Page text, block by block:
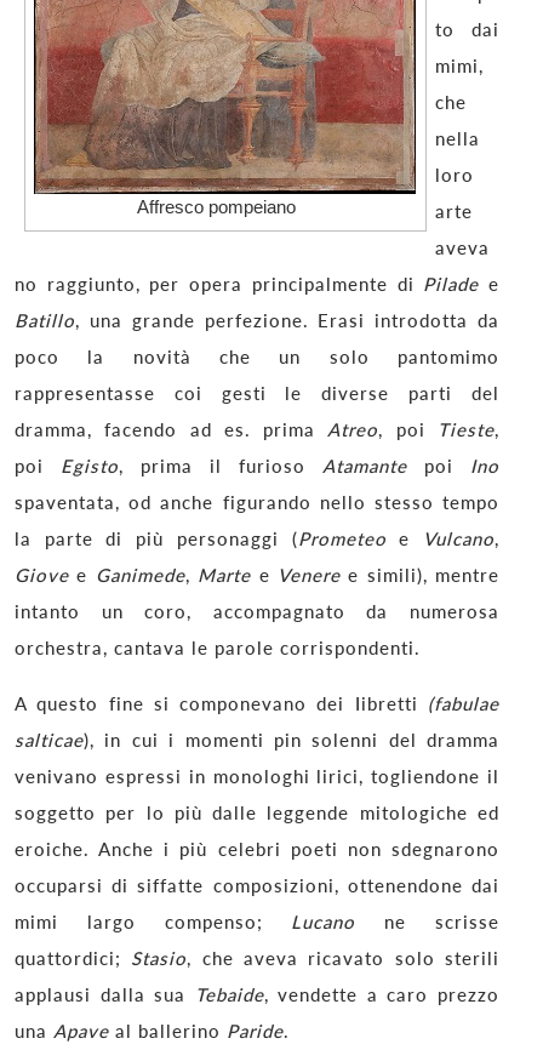
Affresco pompeiano
to dai
mimi,
che
nella
loro
arte
aveva
no raggiunto, per opera principalmente di Pilade e
Batillo, una grande perfezione. Erasi introdotta da
poco la novità che un solo pantomimo
rappresentasse coi gesti le diverse parti del
dramma, facendo ad es. prima Atreo, poi Tieste,
poi Egisto, prima il furioso Atamante poi Ino
spaventata, od anche figurando nello stesso tempo
la parte di più personaggi (Prometeo e Vulcano,
Giove e Ganimede, Marte e Veneree simili), mentre
intanto un coro, accompagnato da numerosa
orchestra, cantava le parole corrispondenti.
A questo fine si componevano dei Iibretti (fabulae
salticae), in cui i momenti pin solenni del dramma
venivano espressi in monologhi lirici, togliendone il
soggetto per lo più dalle leggende mitologiche ed
eroiche. Anche i più celebri poeti non sdegnarono
occuparsi di siffatte composizioni, ottenendone dai
mimi largo compenso; Lucano ne scrisse
quattordici; Stasio, che aveva ricavato solo sterili
applausi dalla sua
Tebaide, vendette a caro prezzo
una Apave al ballerino Paride.